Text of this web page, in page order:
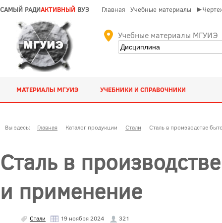
САМЫЙ РАДИАКТИВНЫЙ ВУЗ Главная Учебные материалы
Учебные материалы МГУИЭ
МАТЕРИАЛЫ МГУИЭ УЧЕБНИКИ И СПРАВОЧНИКИ
Вы здесь: Главная Каталог продукции Стали Сталь в производстве
Сталь в
и применение
Стали 19 ноября 2024 321